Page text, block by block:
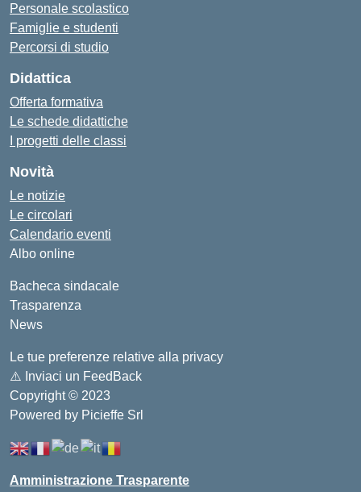
Personale scolastico
Famiglie e studenti
Percorsi di studio
Didattica
Offerta formativa
Le schede didattiche
I progetti delle classi
Novità
Le notizie
Le circolari
Calendario eventi
Albo online
Bacheca sindacale
Trasparenza
News
Le tue preferenze relative alla privacy
⚠️ Inviaci un FeedBack
Copyright © 2023
Powered by Picieffe Srl
Amministrazione Trasparente